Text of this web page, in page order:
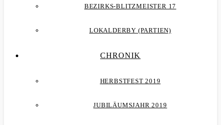
BEZIRKS-BLITZMEISTER 17
LOKALDERBY (PARTIEN)
CHRONIK
HERBSTFEST 2019
JUBILÄUMSJAHR 2019